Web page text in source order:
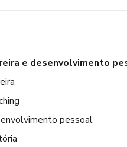
e desenvolvimento
pessoal